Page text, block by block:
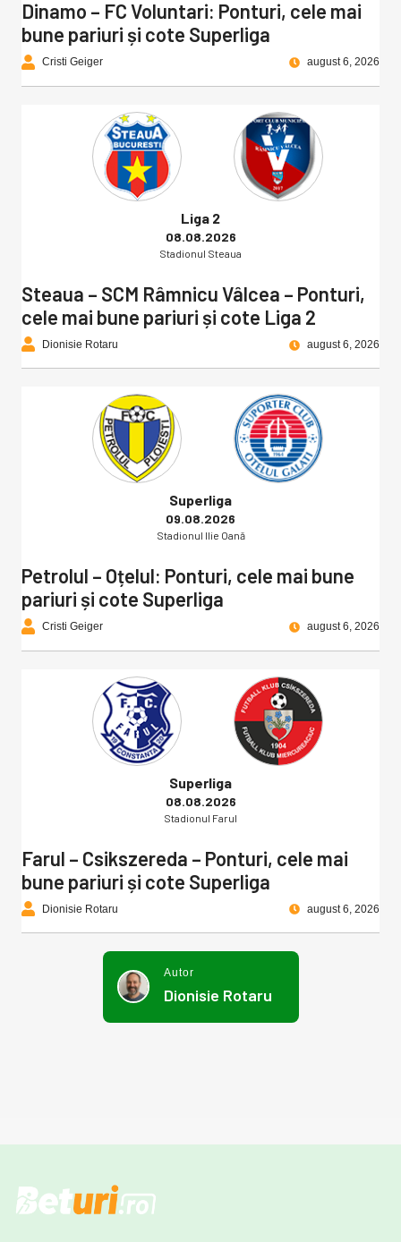
Dinamo – FC Voluntari: Ponturi, cele mai
bune pariuri și cote Superliga
Cristi Geiger august 6, 2026
Liga 2
08.08.2026
Stadionul Steaua
Steaua – SCM Râmnicu Vâlcea – Ponturi,
cele mai bune pariuri și cote Liga 2
Dionisie Rotaru august 6, 2026
Superliga
09.08.2026
Stadionul Ilie Oană
Petrolul – Oțelul: Ponturi, cele mai bune
pariuri și cote Superliga
Cristi Geiger august 6, 2026
Superliga
08.08.2026
Stadionul Farul
Farul – Csikszereda – Ponturi, cele mai
bune pariuri și cote Superliga
Dionisie Rotaru august 6, 2026
Autor
Dionisie Rotaru